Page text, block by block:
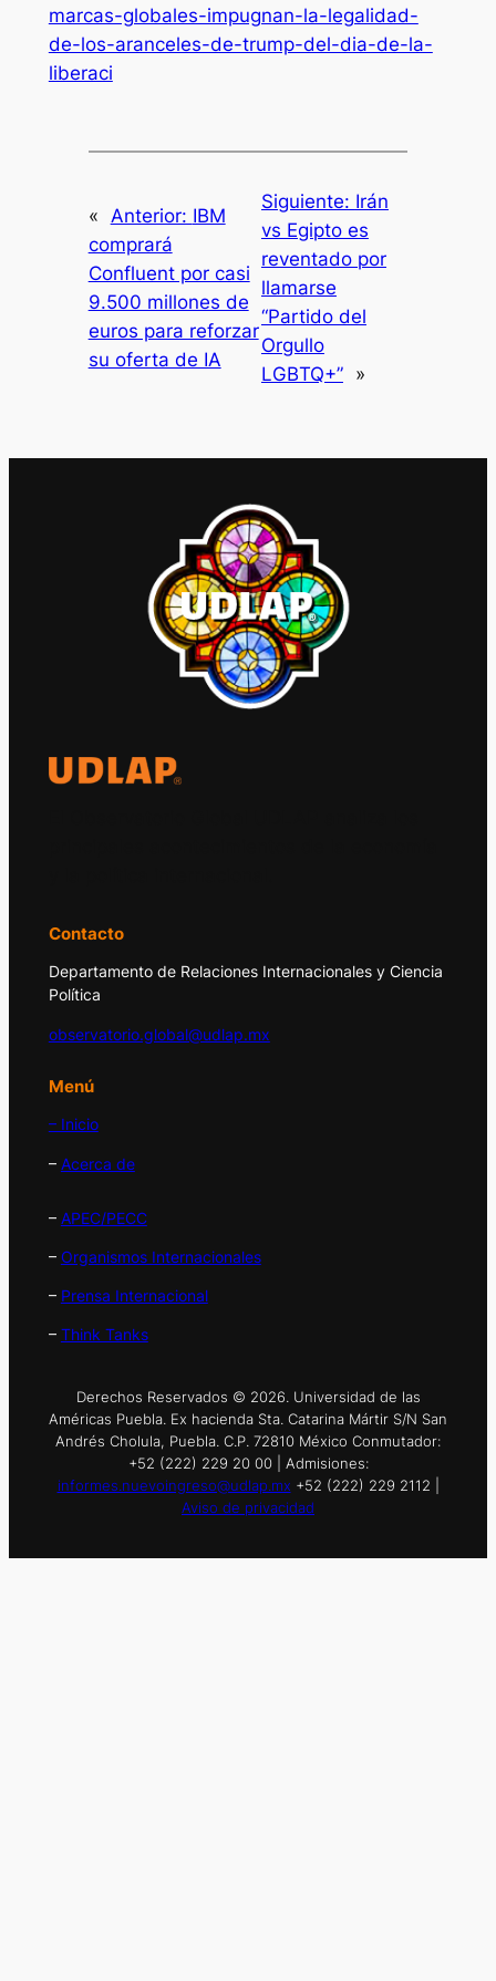
marcas-globales-impugnan-la-legalidad-
de-los-aranceles-de-trump-del-dia-de-la-
liberaci
« Anterior: IBM
comprará
Confluent por casi
9.500 millones de
euros para reforzar
su oferta de IA
Siguiente: Irán
vs Egipto es
reventado por
llamarse
“Partido del
Orgullo
LGBTQ+”
»
Contacto
Departamento de Relaciones Internacionales y Ciencia
Política
observatorio.global@udlap.mx
Menú
– Inicio
– Acerca de
– APEC/PECC
– Organismos Internacionales
– Prensa Internacional
– Think Tanks
Derechos Reservados © 2026. Universidad de las
Américas Puebla. Ex hacienda Sta. Catarina Mártir S/N San
Andrés Cholula, Puebla. C.P. 72810 México Conmutador:
+52 (222) 229 20 00 | Admisiones:
informes.nuevoingreso@udlap.mx +52 (222) 229 2112 |
Aviso de privacidad